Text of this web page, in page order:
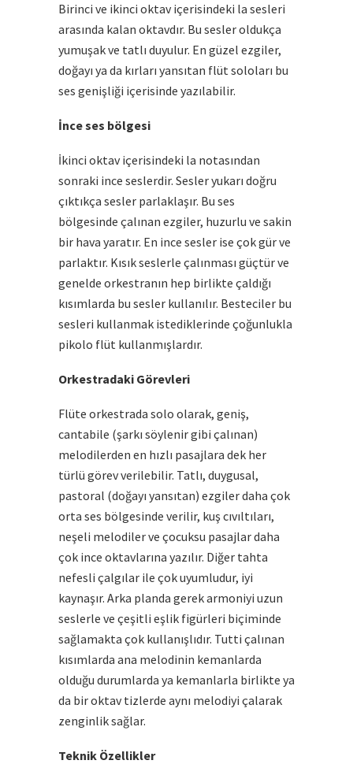
Birinci ve ikinci oktav içerisindeki la sesleri
arasında kalan oktavdır. Bu sesler oldukça
yumuşak ve tatlı duyulur. En güzel ezgiler,
doğayı ya da kırları yansıtan flüt soloları bu
ses genişliği içerisinde yazılabilir.
İnce ses bölgesi
İkinci oktav içerisindeki la notasından
sonraki ince seslerdir. Sesler yukarı doğru
çıktıkça sesler parlaklaşır. Bu ses
bölgesinde çalınan ezgiler, huzurlu ve sakin
bir hava yaratır. En ince sesler ise çok gür ve
parlaktır. Kısık seslerle çalınması güçtür ve
genelde orkestranın hep birlikte çaldığı
kısımlarda bu sesler kullanılır. Besteciler bu
sesleri kullanmak istediklerinde çoğunlukla
pikolo flüt kullanmışlardır.
Orkestradaki Görevleri
Flüte orkestrada solo olarak, geniş,
cantabile (şarkı söylenir gibi çalınan)
melodilerden en hızlı pasajlara dek her
türlü görev verilebilir. Tatlı, duygusal,
pastoral (doğayı yansıtan) ezgiler daha çok
orta ses bölgesinde verilir, kuş cıvıltıları,
neşeli melodiler ve çocuksu pasajlar daha
çok ince oktavlarına yazılır. Diğer tahta
nefesli çalgılar ile çok uyumludur, iyi
kaynaşır. Arka planda gerek armoniyi uzun
seslerle ve çeşitli eşlik figürleri biçiminde
sağlamakta çok kullanışlıdır. Tutti çalınan
kısımlarda ana melodinin kemanlarda
olduğu durumlarda ya kemanlarla birlikte ya
da bir oktav tizlerde aynı melodiyi çalarak
zenginlik sağlar.
Teknik Özellikler